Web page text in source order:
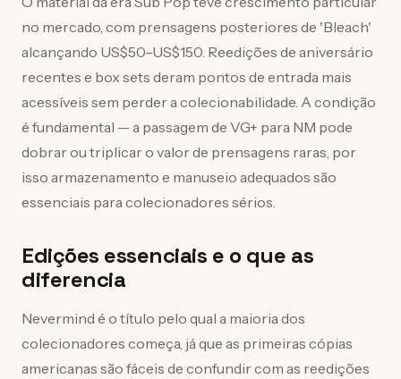
no mercado, com prensagens posteriores de 'Bleach'
alcançando US$50–US$150. Reedições de aniversário
recentes e box sets deram pontos de entrada mais
acessíveis sem perder a colecionabilidade. A condição
é fundamental — a passagem de VG+ para NM pode
dobrar ou triplicar o valor de prensagens raras, por
isso armazenamento e manuseio adequados são
essenciais para colecionadores sérios.
Edições essenciais e o que as
diferencia
Nevermind é o título pelo qual a maioria dos
colecionadores começa, já que as primeiras cópias
americanas são fáceis de confundir com as reedições